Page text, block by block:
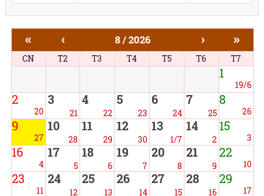
« ‹ 8 / 2026 › »
CN T2 T3 T4 T5 T6 T7
1
19/6
2
20
3
21
4
22
5
23
6
24
7
25
8
26
9
27
10
28
11
29
12
30
13
1/7
14
2
15
3
16
4
17
5
18
6
19
7
20
8
21
9
22
10
23
11
24
12
25
13
26
14
27
15
28
16
29
17